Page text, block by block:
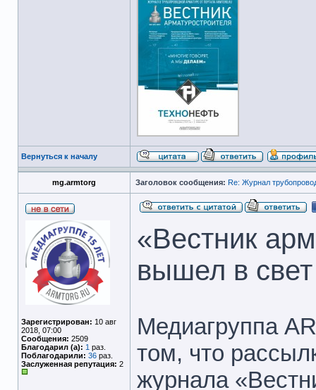
Вернуться к началу
mg.armtorg Заголовок сообщения: Re: Журнал
Зарегистрирован: 10 авг
2018, 07:00
Сообщения: 2509
Благодарил (а): 1 раз.
Поблагодарили: 36 раз.
Заслуженная репутация: 2
«Вестник
вышел в свет
Медиагруппа
том, что
журнала